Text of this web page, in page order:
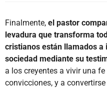
Finalmente, el pastor
levadura que transforma
cristianos están llamados
sociedad mediante su
a los creyentes a vivir una
convicciones, y a